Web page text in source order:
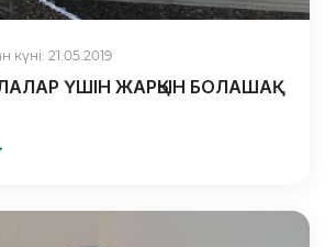
күні: 21.05.2019
ҮШІН ЖАРҚЫН БОЛАШАҚ